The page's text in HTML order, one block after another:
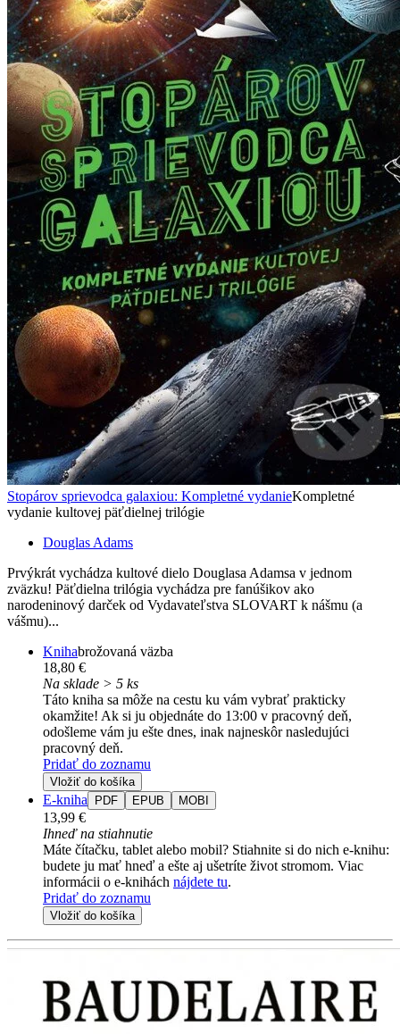
Stopárov sprievodca galaxiou: Kompletné vydanieKompletné
vydanie kultovej päťdielnej trilógie
Douglas Adams
Prvýkrát vychádza kultové dielo Douglasa Adamsa v jednom
zväzku! Päťdielna trilógia vychádza pre fanúšikov ako
narodeninový darček od Vydavateľstva SLOVART k nášmu (a
vášmu)...
Knihabrožovaná väzba
18,80 €
Na sklade > 5 ks
Táto kniha sa môže na cestu ku vám vybrať prakticky
okamžite! Ak si ju objednáte do 13:00 v pracovný deň,
odošleme vám ju ešte dnes, inak najneskôr nasledujúci
pracovný deň.
Pridať do zoznamu
Vložiť do košíka
E-kniha PDF EPUB MOBI
13,99 €
Ihneď na stiahnutie
Máte čítačku, tablet alebo mobil? Stiahnite si do nich e-knihu:
budete ju mať hneď a ešte aj ušetríte život stromom. Viac
informácii o e-knihách nájdete tu.
Pridať do zoznamu
Vložiť do košíka